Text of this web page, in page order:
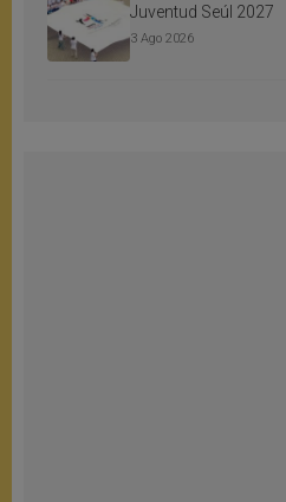
Juventud Seúl 2027
3 Ago 2026